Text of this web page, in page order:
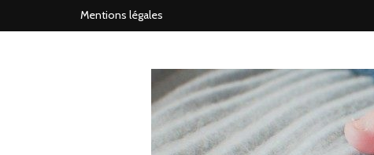
Mentions légales